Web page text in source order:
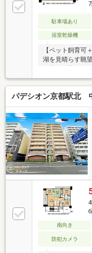
駐車場あり
浴室乾燥機
【ペット飼育可
湖を見晴らす眺
ンクローゼット
パデシオン京都駅北
南向き
防犯カメラ